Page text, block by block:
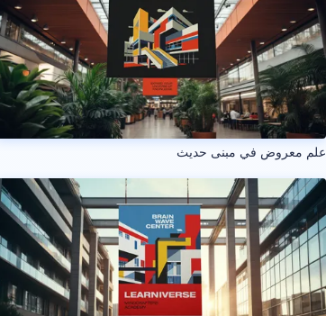
علم معروض في مبنى حديث